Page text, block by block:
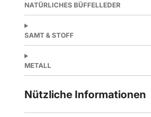
NATÜRLICHES BÜFFELLEDER
SAMT & STOFF
METALL
Nützliche Informationen